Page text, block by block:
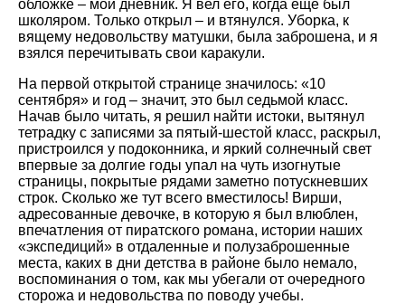
обложке – мой дневник. Я вел его, когда еще был
школяром. Только открыл – и втянулся. Уборка, к
вящему недовольству матушки, была заброшена, и я
взялся перечитывать свои каракули.
На первой открытой странице значилось: «10
сентября» и год – значит, это был седьмой класс.
Начав было читать, я решил найти истоки, вытянул
тетрадку с записями за пятый-шестой класс, раскрыл,
пристроился у подоконника, и яркий солнечный свет
впервые за долгие годы упал на чуть изогнутые
страницы, покрытые рядами заметно потускневших
строк. Сколько же тут всего вместилось! Вирши,
адресованные девочке, в которую я был влюблен,
впечатления от пиратского романа, истории наших
«экспедиций» в отдаленные и полузаброшенные
места, каких в дни детства в районе было немало,
воспоминания о том, как мы убегали от очередного
сторожа и недовольства по поводу учебы.